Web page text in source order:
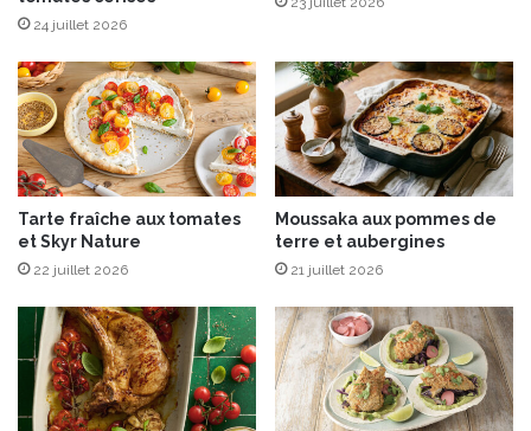
”
l
a
b
o
r
é
s
a
v
s
n
s
,
c
a
r
a
m
e
l
r
24 juillet 2026
Tarte fraîche aux tomates
et Skyr Nature
22 juillet 2026
Moussaka aux pommes de
terre et aubergines
21 juillet 2026